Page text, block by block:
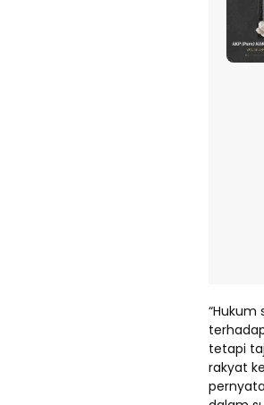
“Hukum
tetapi
rakyat